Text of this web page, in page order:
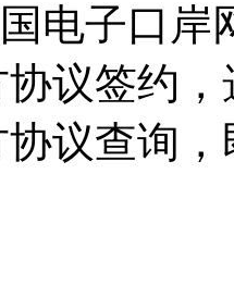
电子口
议签约
议查询